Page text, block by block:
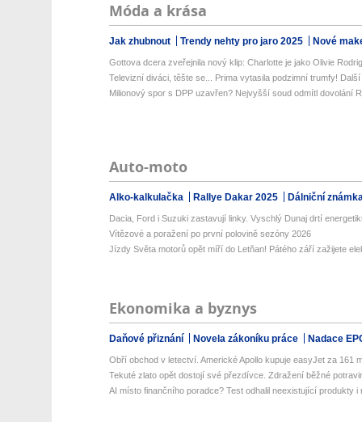
Móda a krása
Jak zhubnout Trendy nehty pro jaro 2025 Nové
Gottova dcera zveřejnila nový klip: Charlotte je jako Olivie
Televizní diváci, těšte se... Prima vytasila podzimní trumfy! Další
Milionový spor s DPP uzavřen? Nejvyšší soud odmítl dovolání
Auto-moto
Alko-kalkulačka Rallye Dakar 2025 Dálniční
Dacia, Ford i Suzuki zastavují linky. Vyschlý Dunaj drtí
Vítězové a poražení po první polovině sezóny 2026
Jízdy Světa motorů opět míří do Letňan! Pátého září zažijete
Ekonomika a byznys
Daňové přiznání Novela zákoníku práce Nadace
Obří obchod v letectví. Americké Apollo kupuje easyJet za 161
Tekuté zlato opět dostojí své přezdívce. Zdražení běžné
AI místo finančního poradce? Test odhalil neexistující produkty i